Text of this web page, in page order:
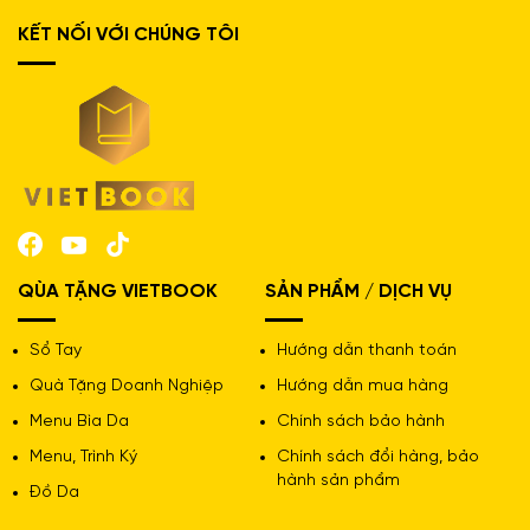
nét. Hiện nay, có thể nói giấy Econo là loại giấy mỹ thuật
được sử dụng phổ biến nhất tại Việt Nam.
KẾT NỐI VỚI CHÚNG TÔI
QÙA TẶNG VIETBOOK
Sổ Tay
Quà Tặng Doanh Nghiệp
Menu Bìa Da
Menu, Trình Ký
Đồ Da
SẢN PHẨM / DỊCH VỤ
Hướng dẫn thanh toán
Hướng dẫn mua hàng
Chính sách bảo hành
Chính sách đổi hàng, bảo
hành sản phẩm